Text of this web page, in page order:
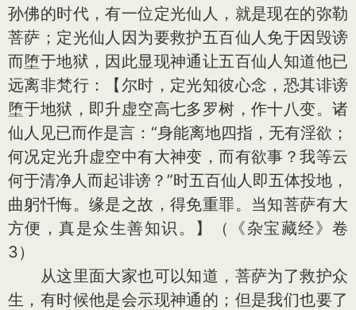
孙佛的时代，有一位定光仙人，就是现在的弥勒
菩萨；定光仙人因为要救护五百仙人免于因毁谤
而堕于地狱，因此显现神通让五百仙人知道他已
远离非梵行：【尔时，定光知彼心念，恐其诽谤
堕于地狱，即升虚空高七多罗树，作十八变。诸
仙人见已而作是言：“身能离地四指，无有淫欲；
何况定光升虚空中有大神变，而有欲事？我等云
何于清净人而起诽谤？”时五百仙人即五体投地，
曲躬忏悔。缘是之故，得免重罪。当知菩萨有大
方便，真是众生善知识。】（《杂宝藏经》卷
3）
从这里面大家也可以知道，菩萨为了救护众
生，有时候他是会示现神通的；但是我们也要了